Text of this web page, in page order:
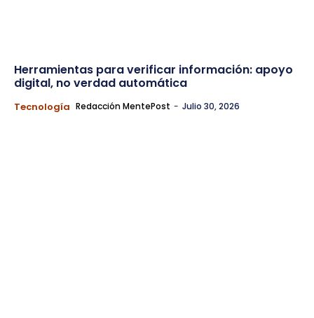
Herramientas para verificar información: apoyo
digital, no verdad automática
Tecnología Redacción MentePost - Julio 30, 2026